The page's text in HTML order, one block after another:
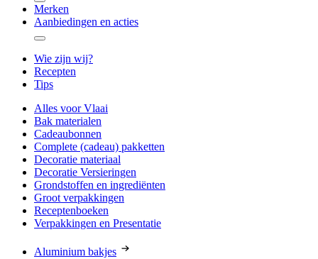
Merken
Aanbiedingen en acties
Wie zijn wij?
Recepten
Tips
Alles voor Vlaai
Bak materialen
Cadeaubonnen
Complete (cadeau) pakketten
Decoratie materiaal
Decoratie Versieringen
Grondstoffen en ingrediënten
Groot verpakkingen
Receptenboeken
Verpakkingen en Presentatie
Aluminium bakjes